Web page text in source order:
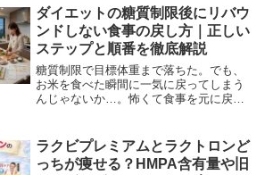
と、「どうしても甘いものが食べた
い！」と食欲が爆発しそうになる...
ダイエットの糖質制限後にリバウ
ンドしない食事の戻し方｜正しい
ステップと順番を徹底解説
糖質制限で目標体重まで落ちた。でも、
お米を食べた瞬間に一気に戻ってしまう
んじゃないか…。怖くて食事を元に戻せ
ンドする人は少なくありません。ただ、
リバウンドの原因は「糖質...
ラクビプレミアムとラクトロンど
っちが痩せる？HMPA含有量や旧